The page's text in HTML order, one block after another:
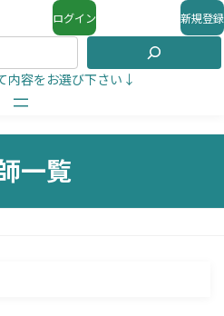
ログイン 新規登録
内容をお選び下さい↓
一覧